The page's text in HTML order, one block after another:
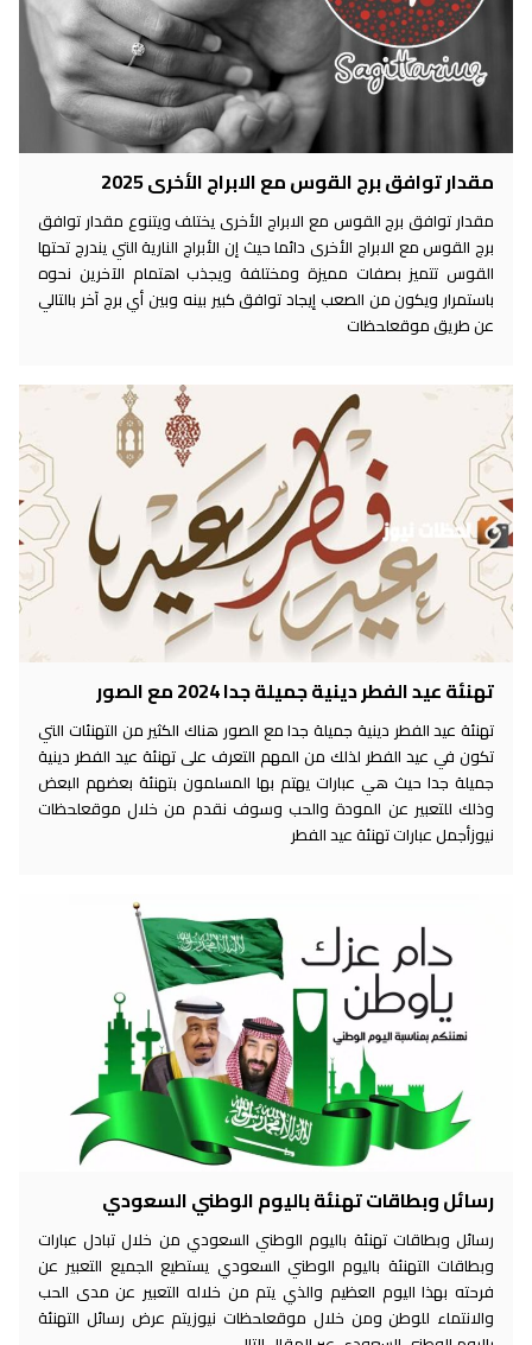
مقدار توافق برج القوس مع الابراج الأخرى 2025
مقدار توافق برج القوس مع الابراج الأخرى يختلف ويتنوع مقدار توافق
برج القوس مع الابراج الأخرى دائما حيث إن الأبراج النارية التي يندرج تحتها
القوس تتميز بصفات مميزة ومختلفة ويجذب اهتمام الآخرين نحوه
باستمرار ويكون من الصعب إيجاد توافق كبير بينه وبين أي برج آخر بالتالي
عن طريق موقعلحظات
تهنئة عيد الفطر دينية جميلة جدا 2024 مع الصور
تهنئة عيد الفطر دينية جميلة جدا مع الصور هناك الكثير من التهنئات التي
تكون في عيد الفطر لذلك من المهم التعرف على تهنئة عيد الفطر دينية
جميلة جدا حيث هي عبارات يهتم بها المسلمون بتهنئة بعضهم البعض
وذلك للتعبير عن المودة والحب وسوف نقدم من خلال موقعلحظات
نيوزأجمل عبارات تهنئة عيد الفطر
رسائل وبطاقات تهنئة باليوم الوطني السعودي
رسائل وبطاقات تهنئة باليوم الوطني السعودي من خلال تبادل عبارات
وبطاقات التهنئة باليوم الوطني السعودي يستطيع الجميع التعبير عن
فرحته بهذا اليوم العظيم والذي يتم من خلاله التعبير عن مدى الحب
والانتماء للوطن ومن خلال موقعلحظات نيوزيتم عرض رسائل التهنئة